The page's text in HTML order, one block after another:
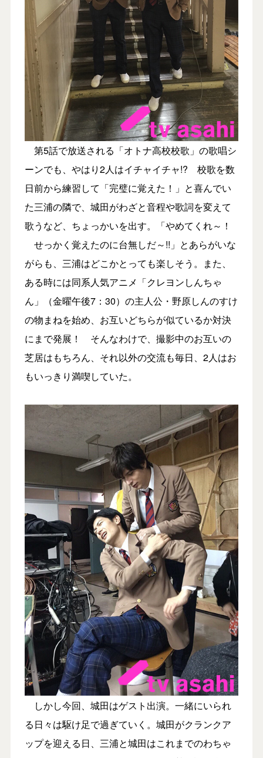
第5話で放送される「オトナ高校校歌」の歌唱シ
ーンでも、やはり2人はイチャイチャ!? 校歌を数
日前から練習して「完璧に覚えた！」と喜んでい
た三浦の隣で、城田がわざと音程や歌詞を変えて
歌うなど、ちょっかいを出す。「やめてくれ～！
せっかく覚えたのに台無しだ～!!」とあらがいな
がらも、三浦はどこかとっても楽しそう。また、
ある時には同系人気アニメ「クレヨンしんちゃ
ん」（金曜午後7：30）の主人公・野原しんのすけ
の物まねを始め、お互いどちらが似ているか対決
にまで発展！ そんなわけで、撮影中のお互いの
芝居はもちろん、それ以外の交流も毎日、2人はお
もいっきり満喫していた。
しかし今回、城田はゲスト出演。一緒にいられ
る日々は駆け足で過ぎていく。城田がクランクア
ップを迎える日、三浦と城田はこれまでのわちゃ